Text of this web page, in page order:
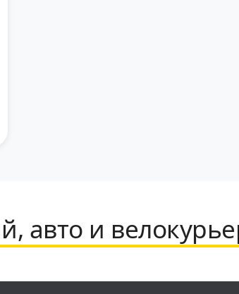
авто и